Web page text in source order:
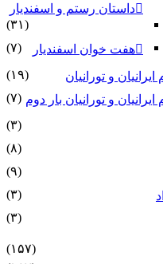
داستان رستم و اسفندیار
(۳۱)
هفت خوان اسفندیار
(۷)
ایرانیان و تورانیان
(۱۹)
ایرانیان و تورانیان بار دوم (۷)
(۳)
(۸)
(۹)
(۳)
(۳)
(۱۵۷)